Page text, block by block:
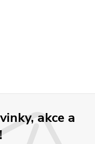
akce a